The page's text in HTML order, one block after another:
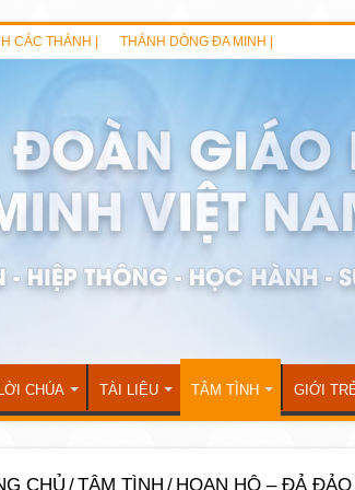
CÁC THÁNH | THÁNH DÒNG ĐA MINH |
LỜI CHÚA TÀI LIỆU TÂM TÌNH GIỚI
CHỦ /TÂM TÌNH / HOAN HÔ – ĐẢ ĐẢO